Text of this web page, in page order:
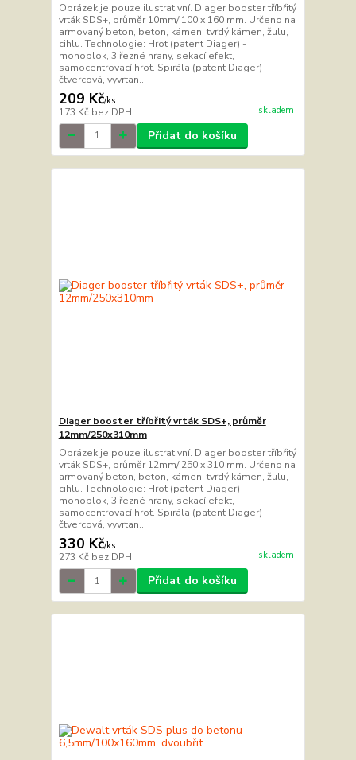
Obrázek je pouze ilustrativní. Diager booster tříbřitý
vrták SDS+, průměr 10mm/ 100 x 160 mm. Určeno na
armovaný beton, beton, kámen, tvrdý kámen, žulu,
cihlu. Technologie: Hrot (patent Diager) -
monoblok, 3 řezné hrany, sekací efekt,
samocentrovací hrot. Spirála (patent Diager) -
čtvercová, vyvrtan...
209 Kč/ks
173 Kč bez DPH skladem
Přidat do košíku
Diager booster tříbřitý vrták SDS+, průměr
12mm/250x310mm
Obrázek je pouze ilustrativní. Diager booster tříbřitý
vrták SDS+, průměr 12mm/ 250 x 310 mm. Určeno na
armovaný beton, beton, kámen, tvrdý kámen, žulu,
cihlu. Technologie: Hrot (patent Diager) -
monoblok, 3 řezné hrany, sekací efekt,
samocentrovací hrot. Spirála (patent Diager) -
čtvercová, vyvrtan...
330 Kč/ks
273 Kč bez DPH skladem
Přidat do košíku